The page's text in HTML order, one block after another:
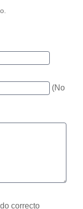
(No
correcto